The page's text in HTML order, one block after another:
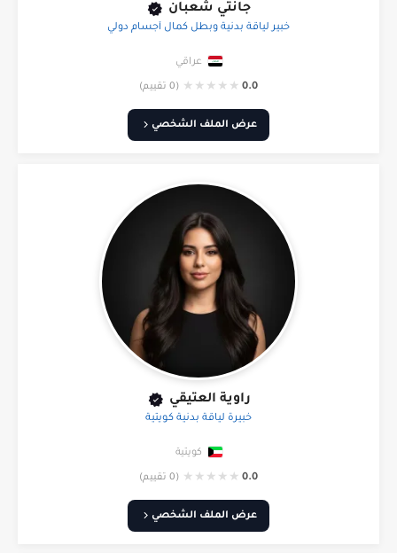
جانتي شعبان
خبير لياقة بدنية وبطل كمال أجسام دولي
عراقي
0.0
★
★
★
★
★ (0 تقييم)
عرض الملف الشخصي
راوية العتيقي
خبيرة لياقة بدنية كويتية
كويتية
0.0
★
★
★
★
★ (0 تقييم)
عرض الملف الشخصي